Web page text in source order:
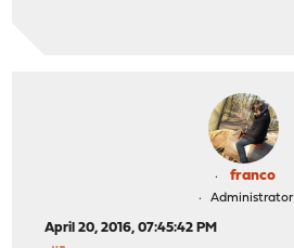
franco
Administrator
April 20, 2016, 07:45:42 PM